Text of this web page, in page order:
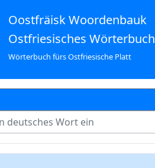
Oostfräisk Woordenbauk
Ostfriesisches Wörterbuch
Wörterbuch fürs Ostfriesische Platt